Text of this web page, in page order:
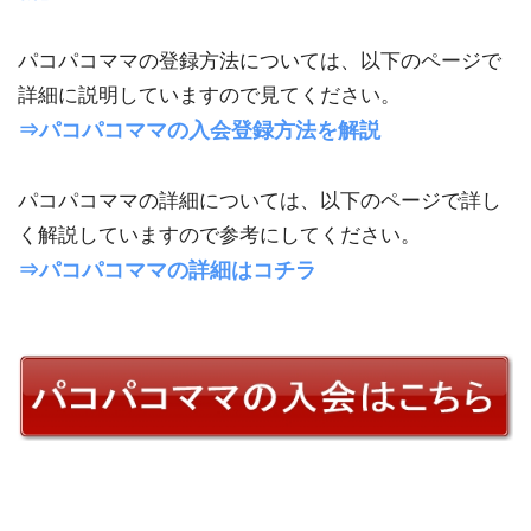
パコパコママの登録方法については、以下のページで
詳細に説明していますので見てください。
⇒パコパコママの入会登録方法を解説
パコパコママの詳細については、以下のページで詳し
く解説していますので参考にしてください。
⇒パコパコママの詳細はコチラ